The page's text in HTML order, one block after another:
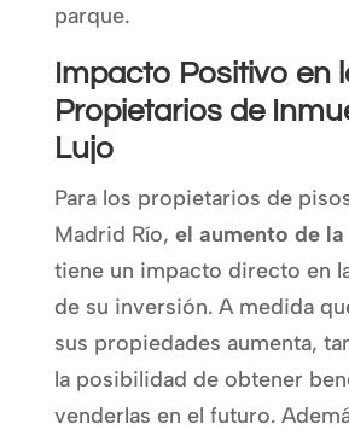
parque.
Impacto Positivo en
Propietarios de
Lujo
Para los propietarios de
Madrid Río, el aumento de
tiene un impacto directo en
de su inversión. A medida
sus propiedades aumenta,
la posibilidad de obtener
venderlas en el futuro.